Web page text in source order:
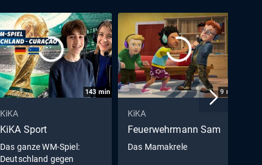
143 min
KiKA
KiKA Sport
Das ganze WM-Spiel:
Deutschland gegen
9 min
KiKA
Feuerwehrmann Sam
Das Mamakrele